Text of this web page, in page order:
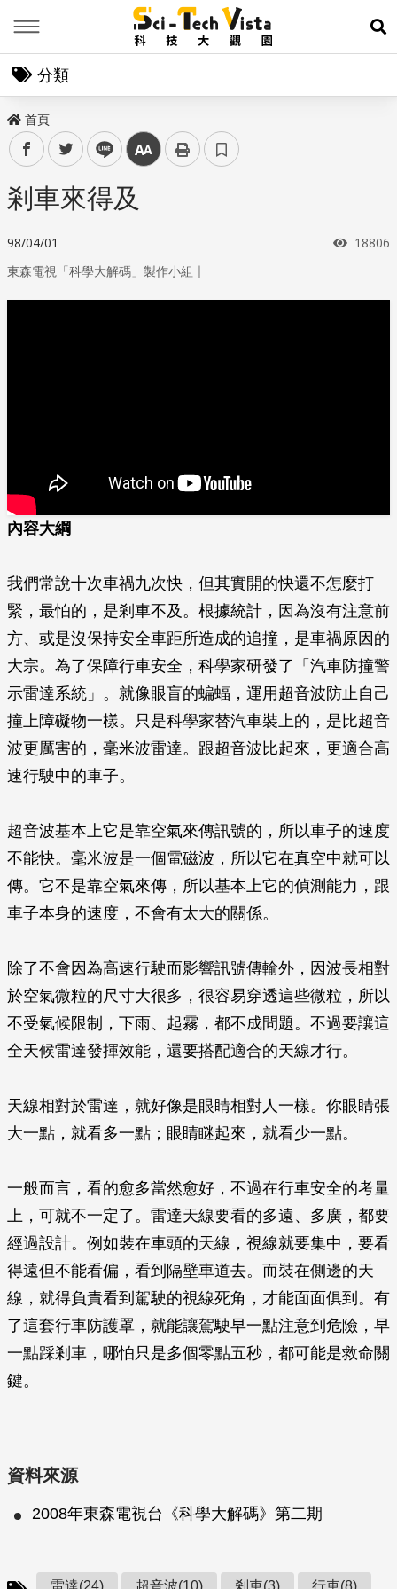
展
分類
首頁
facebooktwitter line 中
剎車來得及
98/04/01 瀏覽次
18806
東森電視「科學大解碼」製作小組 ｜
內容大綱
我們常說十次車禍九次快，但其實開的快還不怎麼打
緊，最怕的，是剎車不及。根據統計，因為沒有注意前
方、或是沒保持安全車距所造成的追撞，是車禍原因的
大宗。為了保障行車安全，科學家研發了「汽車防撞警
示雷達系統」。就像眼盲的蝙蝠，運用超音波防止自己
撞上障礙物一樣。只是科學家替汽車裝上的，是比超音
波更厲害的，毫米波雷達。跟超音波比起來，更適合高
速行駛中的車子。
超音波基本上它是靠空氣來傳訊號的，所以車子的速度
不能快。毫米波是一個電磁波，所以它在真空中就可以
傳。它不是靠空氣來傳，所以基本上它的偵測能力，跟
車子本身的速度，不會有太大的關係。
除了不會因為高速行駛而影響訊號傳輸外，因波長相對
於空氣微粒的尺寸大很多，很容易穿透這些微粒，所以
不受氣候限制，下雨、起霧，都不成問題。不過要讓這
全天候雷達發揮效能，還要搭配適合的天線才行。
天線相對於雷達，就好像是眼睛相對人一樣。你眼睛張
大一點，就看多一點；眼睛瞇起來，就看少一點。
一般而言，看的愈多當然愈好，不過在行車安全的考量
上，可就不一定了。雷達天線要看的多遠、多廣，都要
經過設計。例如裝在車頭的天線，視線就要集中，要看
得遠但不能看偏，看到隔壁車道去。而裝在側邊的天
線，就得負責看到駕駛的視線死角，才能面面俱到。有
了這套行車防護罩，就能讓駕駛早一點注意到危險，早
一點踩剎車，哪怕只是多個零點五秒，都可能是救命關
鍵。
資料來源
2008年東森電視台《科學大解碼》第二期
雷達(24) 超音波(10) 剎車(3) 行車(8)